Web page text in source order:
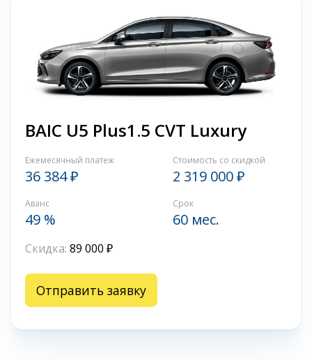
BAIC U5 Plus1.5 CVT Luxury
Ежемесячный платеж
36 384 ₽
Стоимость со скидкой
2 319 000 ₽
Аванс
49 %
Срок
60 мес.
Скидка: 89 000 ₽
Отправить заявку